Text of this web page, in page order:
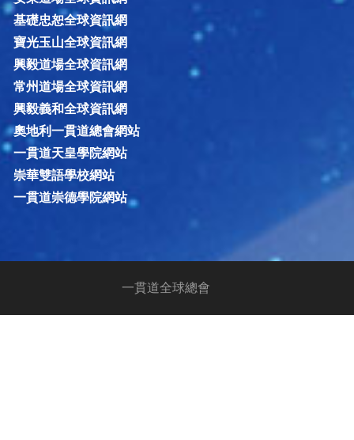
基礎忠恕全球資訊網
寶光玉山全球資訊網
興毅道場全球資訊網
常州道場全球資訊網
興毅義和全球資訊網
奧地利一貫道總會網站
一貫道天皇學院網站
崇華雙語學校網站
一貫道崇德學院網站
一貫道全球總會